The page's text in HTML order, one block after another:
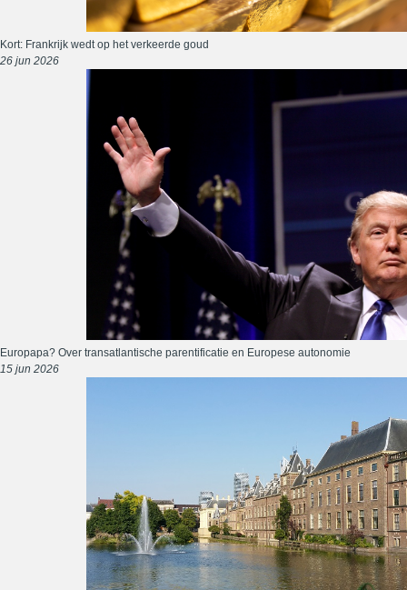
Kort: Frankrijk wedt op het verkeerde goud
26 jun 2026
Europapa? Over transatlantische parentificatie en Europese autonomie
15 jun 2026